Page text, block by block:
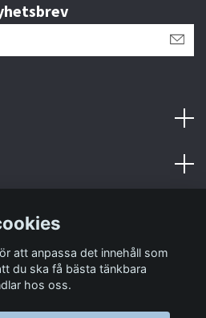
att anpassa det innehåll som
du ska få bästa tänkbara
hos oss.